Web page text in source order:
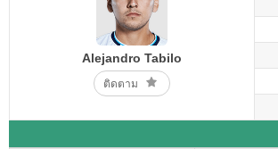
Alejandro Tabilo
ติดตาม